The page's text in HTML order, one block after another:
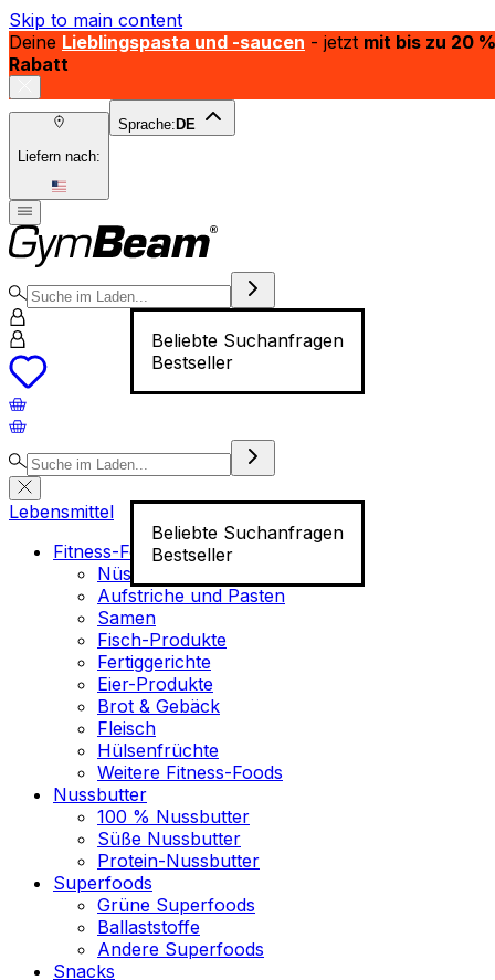
Skip to main content
Deine Lieblingspasta und -saucen - jetzt mit bis zu 20 %
Rabatt
Liefern nach:
Sprache: DE
Beliebte Suchanfragen
Bestseller
Beliebte Suchanfragen
Bestseller
Lebensmittel
Fitness-Food
Nüsse
Aufstriche und Pasten
Samen
Fisch-Produkte
Fertiggerichte
Eier-Produkte
Brot & Gebäck
Fleisch
Hülsenfrüchte
Weitere Fitness-Foods
Nussbutter
100 % Nussbutter
Süße Nussbutter
Protein-Nussbutter
Superfoods
Grüne Superfoods
Ballaststoffe
Andere Superfoods
Snacks